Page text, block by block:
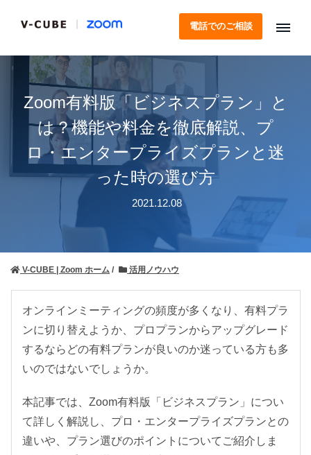
電話でのご相談
Zoom有料版「ビジネスプラン」と
は？機能や料金を徹底解説、プ
ロ・エンタープライズプランと迷
った時の選び方
2021.12.08
V-CUBE | Zoom ホーム 活用ノウハウ
オンラインミーティングの頻度が多くなり、有料プラ
ンに切り替えようか、プロプランからアップグレード
するならどの有料プランが良いのか迷っている方も多
いのではないでしょうか。
本記事では、Zoom有料版「ビジネスプラン」につい
て詳しく解説し、プロ・エンタープライズプランとの
違いや、プラン選びのポイントについてご紹介しま